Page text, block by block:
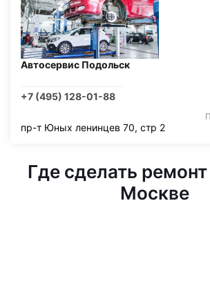
Автосервис Подольск
+7 (495) 128-01-88
пр-т Юных ленинцев 70, стр 2
Где сделать
Москве